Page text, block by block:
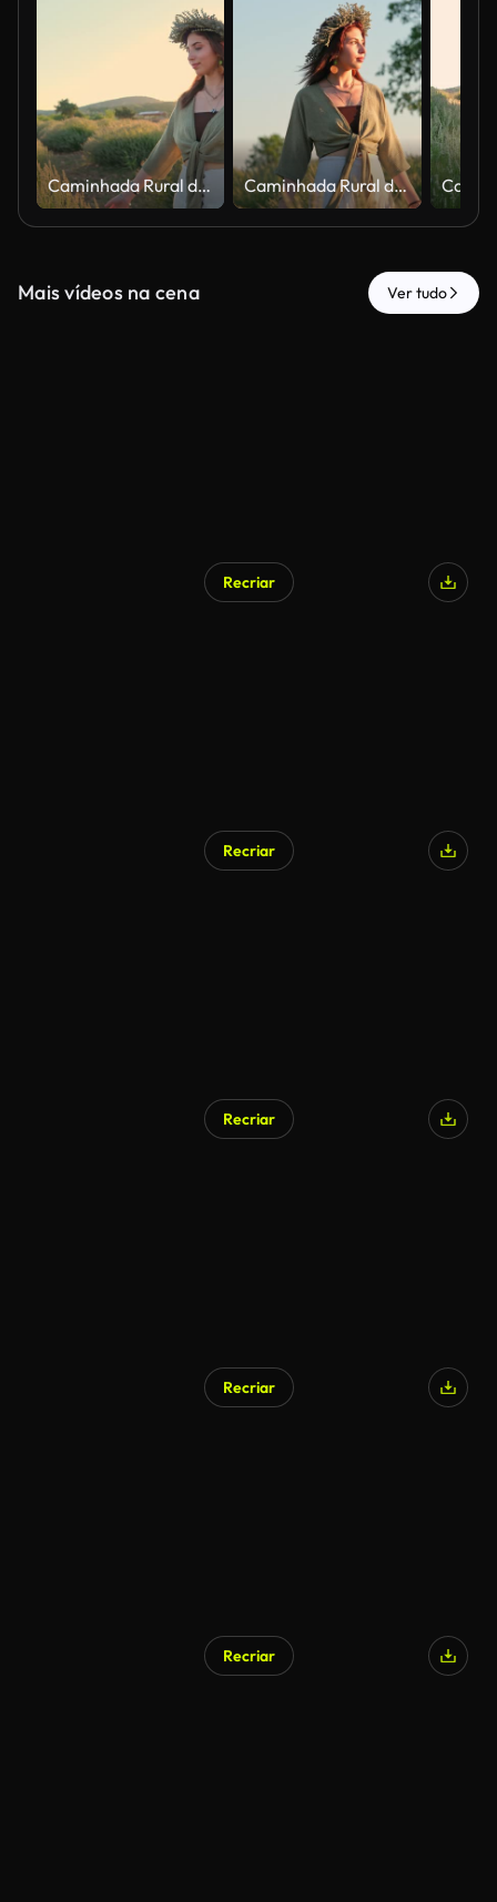
Caminhada Rural da Lavanda Caminhada Rural da Lavanda
Mais vídeos na cena Ver tudo
Recriar
Recriar
Recriar
Recriar
Recriar